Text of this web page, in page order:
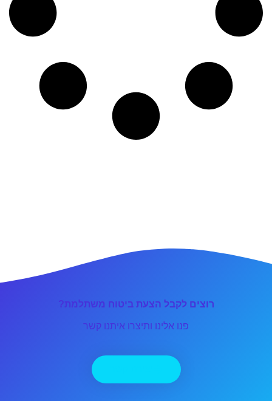
רוצים לקבל הצעת ביטוח משתלמת?
פנו אלינו ותיצרו איתנו קשר